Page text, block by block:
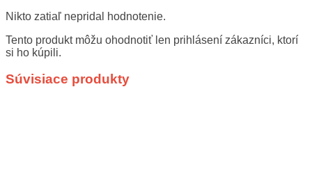
Nikto zatiaľ nepridal hodnotenie.
Tento produkt môžu ohodnotiť len prihlásení zákazníci, ktorí
si ho kúpili.
Súvisiace produkty